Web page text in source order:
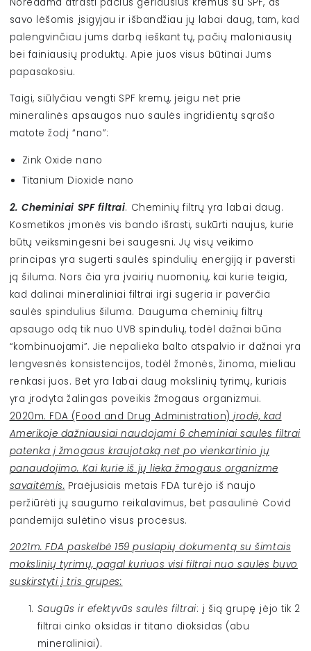
savo lėšomis įsigyjau ir išbandžiau jų labai daug, tam, kad
palengvinčiau jums darbą ieškant tų, pačių maloniausių
bei fainiausių produktų. Apie juos visus būtinai Jums
papasakosiu.
Taigi, siūlyčiau vengti SPF kremų, jeigu net prie
mineralinės apsaugos nuo saulės ingridientų sąrašo
matote žodį “nano”:
Zink Oxide nano
Titanium Dioxide nano
2. Cheminiai SPF filtrai. Cheminių filtrų yra labai daug.
Kosmetikos įmonės vis bando išrasti, sukūrti naujus, kurie
būtų veiksmingesni bei saugesni. Jų visų veikimo
principas yra sugerti saulės spindulių energiją ir paversti
ją šiluma. Nors čia yra įvairių nuomonių, kai kurie teigia,
kad dalinai mineraliniai filtrai irgi sugeria ir paverčia
saulės spindulius šiluma. Dauguma cheminių filtrų
apsaugo odą tik nuo UVB spindulių, todėl dažnai būna
“kombinuojami”. Jie nepalieka balto atspalvio ir dažnai yra
lengvesnės konsistencijos, todėl žmonės, žinoma, mieliau
renkasi juos. Bet yra labai daug mokslinių tyrimų, kuriais
yra įrodyta žalingas poveikis žmogaus organizmui.
2020m. FDA (Food and Drug Administration)įrodė, kad
Amerikoje dažniausiai naudojami 6 cheminiai saulės filtrai
patenka į žmogaus kraujotaką net po vienkartinio jų
panaudojimo. Kai kurie iš jų lieka žmogaus organizme
savaitėmis. Praėjusiais metais FDA turėjo iš naujo
peržiūrėti jų saugumo reikalavimus, bet pasaulinė Covid
pandemija sulėtino visus procesus.
2021m. FDA paskelbė 159 puslapių dokumentą su šimtais
mokslinių tyrimų, pagal kuriuos visi filtrai nuo saulės buvo
suskirstyti į tris grupes:
Saugūs ir efektyvūs saulės filtrai: į šią grupę įėjo tik 2
filtrai cinko oksidas ir titano dioksidas (abu
mineraliniai).